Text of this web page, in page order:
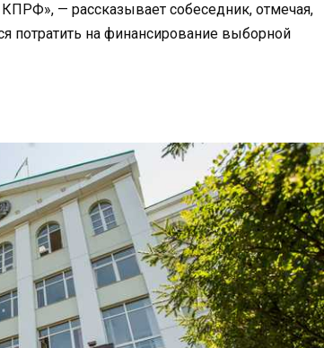
— рассказывает собеседник, отмечая,
потратить на финансирование выборной